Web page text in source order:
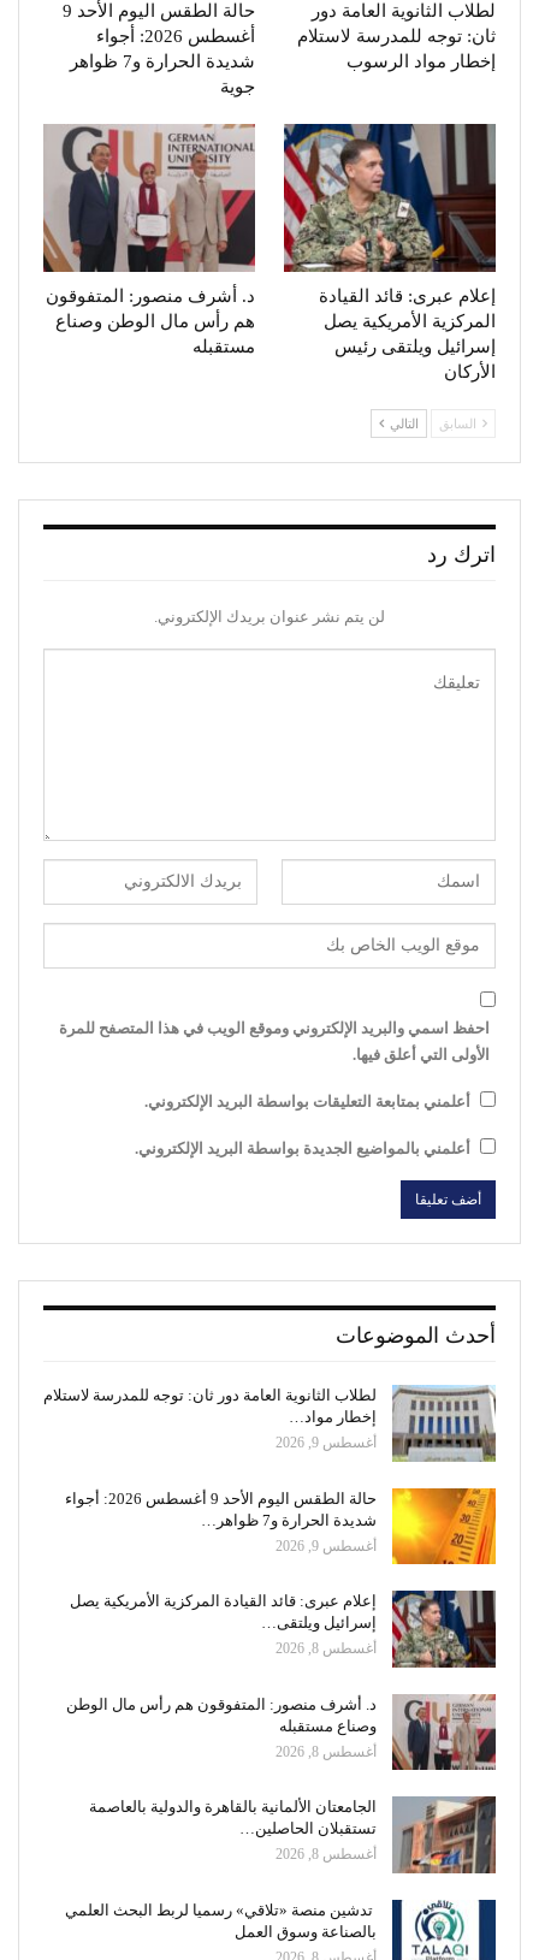
لطلاب الثانوية العامة دور
ثان: توجه للمدرسة لاستلام
إخطار مواد الرسوب
حالة الطقس اليوم الأحد 9
أغسطس 2026: أجواء
شديدة الحرارة و7 ظواهر
جوية
إعلام عبرى: قائد القيادة
المركزية الأمريكية يصل
إسرائيل ويلتقى رئيس
الأركان
د. أشرف منصور: المتفوقون
هم رأس مال الوطن وصناع
مستقبله
السابق التالي
اترك رد
لن يتم نشر عنوان بريدك الإلكتروني.
احفظ اسمي والبريد الإلكتروني وموقع الويب في هذا المتصفح للمرة
الأولى التي أعلق فيها.
أعلمني بمتابعة التعليقات بواسطة البريد الإلكتروني.
أعلمني بالمواضيع الجديدة بواسطة البريد الإلكتروني.
أحدث الموضوعات
لطلاب الثانوية العامة دور ثان: توجه للمدرسة لاستلام
إخطار مواد…
أغسطس 9, 2026
حالة الطقس اليوم الأحد 9 أغسطس 2026: أجواء
شديدة الحرارة و7 ظواهر…
أغسطس 9, 2026
إعلام عبرى: قائد القيادة المركزية الأمريكية يصل
إسرائيل ويلتقى…
أغسطس 8, 2026
د. أشرف منصور: المتفوقون هم رأس مال الوطن
وصناع مستقبله
أغسطس 8, 2026
الجامعتان الألمانية بالقاهرة والدولية بالعاصمة
تستقبلان الحاصلين…
أغسطس 8, 2026
تدشين منصة «تلاقي» رسميا لربط البحث العلمي
بالصناعة وسوق العمل